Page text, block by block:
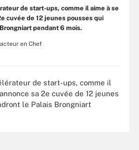
de start-ups, comme il aime à se
cuvée de 12 jeunes pousses qui
pendant 6 mois.
en Chef
de start-ups, comme il
sa 2e cuvée de 12 jeunes
le Palais Brongniart